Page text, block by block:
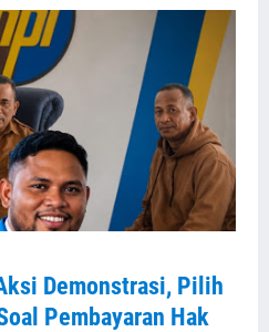
Demonstrasi, Pilih
Pembayaran Hak